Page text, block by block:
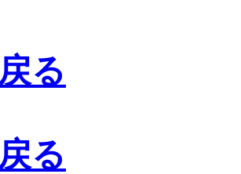
る
る